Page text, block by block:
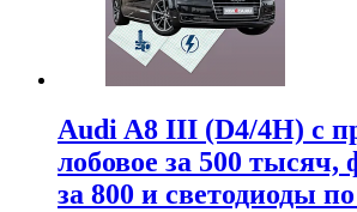
Audi A8 III (D4/4H) c
лобовое за 500 тысяч,
за 800 и светодиоды